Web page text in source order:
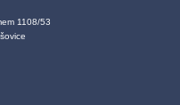
1108/53